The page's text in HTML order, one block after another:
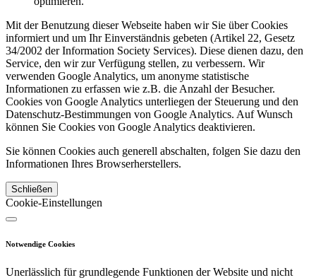
Mit der Benutzung dieser Webseite haben wir Sie über Cookies
informiert und um Ihr Einverständnis gebeten (Artikel 22, Gesetz
34/2002 der Information Society Services). Diese dienen dazu, den
Service, den wir zur Verfügung stellen, zu verbessern. Wir
verwenden Google Analytics, um anonyme statistische
Informationen zu erfassen wie z.B. die Anzahl der Besucher.
Cookies von Google Analytics unterliegen der Steuerung und den
Datenschutz-Bestimmungen von Google Analytics. Auf Wunsch
können Sie Cookies von Google Analytics deaktivieren.
Sie können Cookies auch generell abschalten, folgen Sie dazu den
Informationen Ihres Browserherstellers.
Schließen
Cookie-Einstellungen
Notwendige Cookies
Unerlässlich für grundlegende Funktionen der Website und nicht